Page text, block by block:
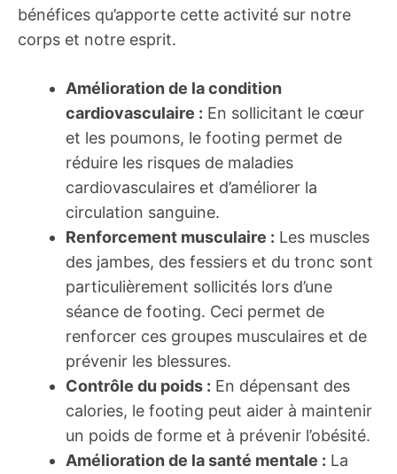
bénéfices qu’apporte cette activité sur notre
corps et notre esprit.
Amélioration de la condition
cardiovasculaire : En sollicitant le cœur
et les poumons, le footing permet de
réduire les risques de maladies
cardiovasculaires et d’améliorer la
circulation sanguine.
Renforcement musculaire : Les muscles
des jambes, des fessiers et du tronc sont
particulièrement sollicités lors d’une
séance de footing. Ceci permet de
renforcer ces groupes musculaires et de
prévenir les blessures.
Contrôle du poids : En dépensant des
calories, le footing peut aider à maintenir
un poids de forme et à prévenir l’obésité.
Amélioration de la santé mentale : La